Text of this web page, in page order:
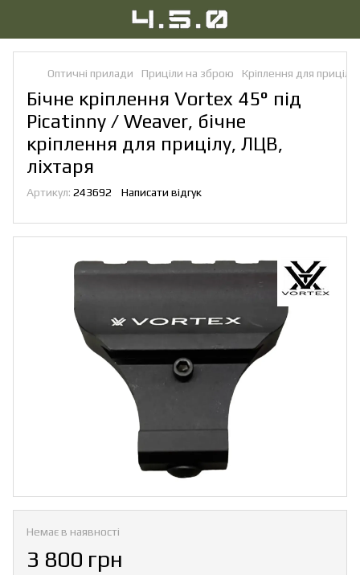
Оптичні прилади Приціли на зброю Кріплення для
Бічне кріплення Vortex 45° під
Picatinny / Weaver, бічне
кріплення для прицілу, ЛЦВ,
ліхтаря
Артикул: 243692 Написати відгук
Немає в наявності
3 800 грн